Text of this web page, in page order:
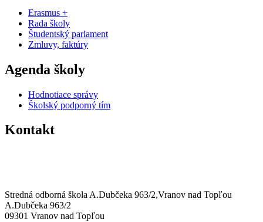
Erasmus +
Rada školy
Študentský parlament
Zmluvy, faktúry
Agenda školy
Hodnotiace správy
Školský podporný tím
Kontakt
Stredná odborná škola A.Dubčeka 963/2,Vranov nad Topľou
A.Dubčeka 963/2
09301 Vranov nad Topľou